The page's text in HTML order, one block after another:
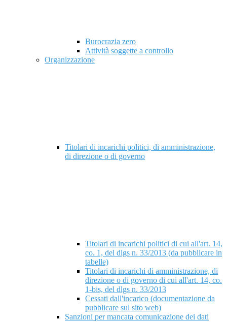
Burocrazia zero
Attività soggette a controllo
Organizzazione
Titolari di incarichi politici, di amministrazione,
di direzione o di governo
Titolari di incarichi politici di cui all'art. 14,
co. 1, del dlgs n. 33/2013 (da pubblicare in
tabelle)
Titolari di incarichi di amministrazione, di
direzione o di governo di cui all'art. 14, co.
1-bis, del dlgs n. 33/2013
Cessati dall'incarico (documentazione da
pubblicare sul sito web)
Sanzioni per mancata comunicazione dei dati